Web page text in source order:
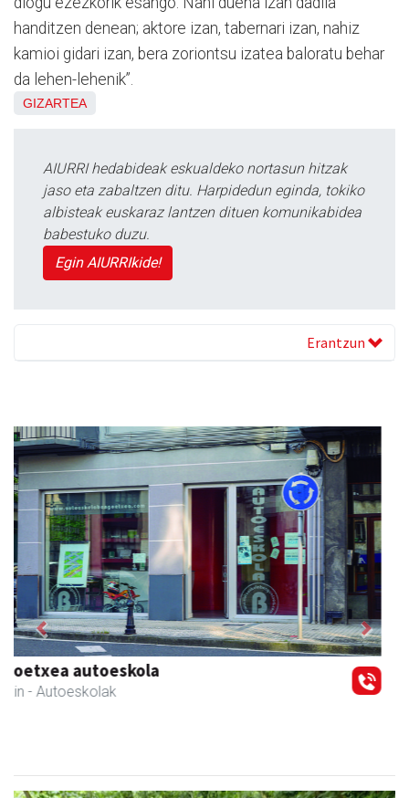
handitzen denean; aktore izan, tabernari izan, nahiz
kamioi gidari izan, bera zoriontsu izatea baloratu behar
da lehen-lehenik”.
GIZARTEA
AIURRI hedabideak eskualdeko nortasun hitzak
jaso eta zabaltzen ditu. Harpidedun eginda, tokiko
albisteak euskaraz lantzen dituen komunikabidea
babestuko duzu.
Egin AIURRIkide!
Erantzun
Lur fisioterapia eta pilates zentroa
Andoain - Fisioterapia
Previous Next